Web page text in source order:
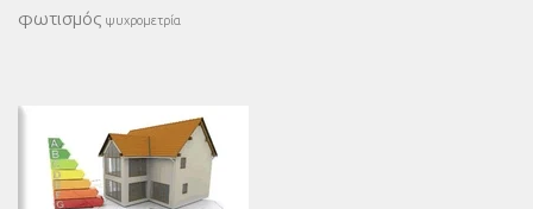
φωτισμός ψυχρομετρία